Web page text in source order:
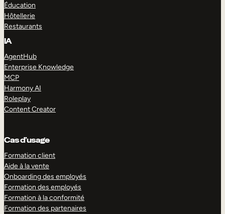
Éducation
Hôtellerie
Restaurants
IA
AgentHub
Enterprise Knowledge
MCP
Harmony AI
Roleplay
Content Creator
Cas d’usage
Formation client
Aide à la vente
Onboarding des employés
Formation des employés
Formation à la conformité
Formation des partenaires